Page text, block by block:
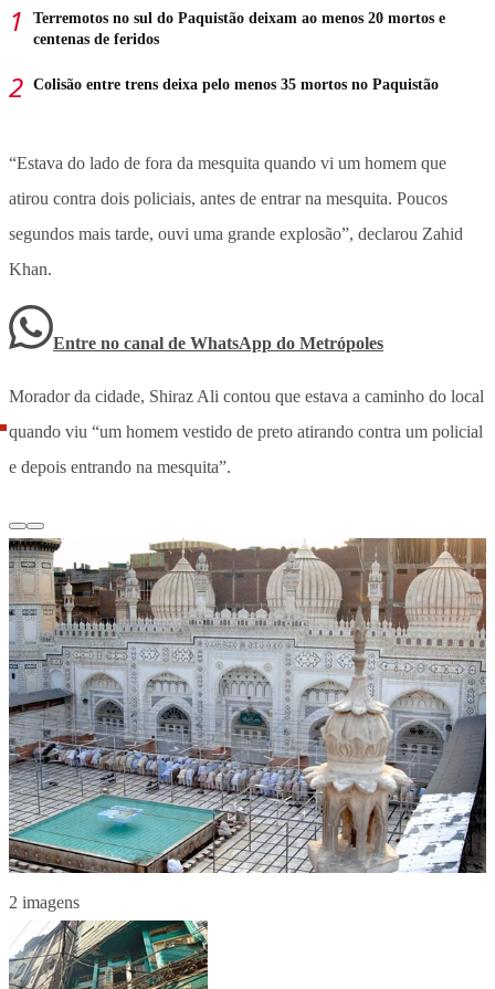
Terremotos no sul do Paquistão deixam ao menos 20 mortos e
centenas de feridos
Colisão entre trens deixa pelo menos 35 mortos no Paquistão
“Estava do lado de fora da mesquita quando vi um homem que
atirou contra dois policiais, antes de entrar na mesquita. Poucos
segundos mais tarde, ouvi uma grande explosão”, declarou Zahid
Khan.
Entre no canal de WhatsApp do Metrópoles
Morador da cidade, Shiraz Ali contou que estava a caminho do local
quando viu “um homem vestido de preto atirando contra um policial
e depois entrando na mesquita”.
2 imagens